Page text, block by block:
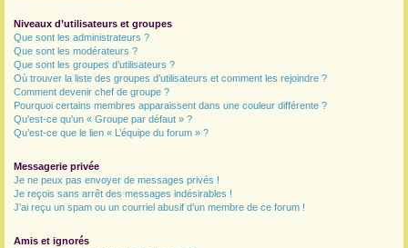
Niveaux d’utilisateurs et groupes
Que sont les administrateurs ?
Que sont les modérateurs ?
Que sont les groupes d’utilisateurs ?
Où trouver la liste des groupes d’utilisateurs et comment les rejoindre ?
Comment devenir chef de groupe ?
Pourquoi certains membres apparaissent dans une couleur différente ?
Qu’est-ce qu’un « Groupe par défaut » ?
Qu’est-ce que le lien « L’équipe du forum » ?
Messagerie privée
Je ne peux pas envoyer de messages privés !
Je reçois sans arrêt des messages indésirables !
J’ai reçu un spam ou un courriel abusif d’un membre de ce forum !
Amis et ignorés